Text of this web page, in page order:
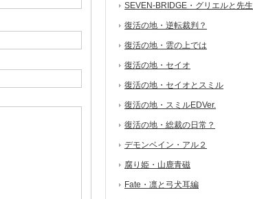
SEVEN-BRIDGE・グリエルと先生
復活の地・逆転裁判？
復活の地・雲の上では
復活の地・セイオ
復活の地・セイオとスミル
復活の地・スミルEDVer.
復活の地・総裁の日常？
デモンベイン・アル２
腐り姫・山鹿青磁
Fate・凛と弓犬耳編